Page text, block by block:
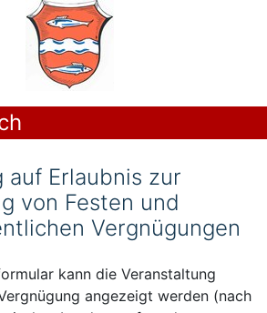
auf Erlaubnis zur
von Festen und
Vergnügungen
kann die Veranstaltung
angezeigt werden (nach